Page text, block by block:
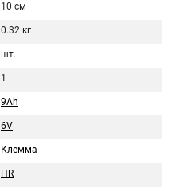
10 см
0.32 кг
шт.
1
9Ah
6V
Клемма
HR